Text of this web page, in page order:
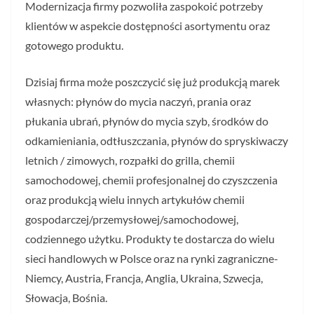
Modernizacja firmy pozwoliła zaspokoić potrzeby
klientów w aspekcie dostępności asortymentu oraz
gotowego produktu.
Dzisiaj firma może poszczycić się już produkcją marek
własnych: płynów do mycia naczyń, prania oraz
płukania ubrań, płynów do mycia szyb, środków do
odkamieniania, odtłuszczania, płynów do spryskiwaczy
letnich / zimowych, rozpałki do grilla, chemii
samochodowej, chemii profesjonalnej do czyszczenia
oraz produkcją wielu innych artykułów chemii
gospodarczej/przemysłowej/samochodowej,
codziennego użytku. Produkty te dostarcza do wielu
sieci handlowych w Polsce oraz na rynki zagraniczne-
Niemcy, Austria, Francja, Anglia, Ukraina, Szwecja,
Słowacja, Bośnia.